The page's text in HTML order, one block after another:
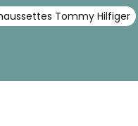
Tommy Hilfiger